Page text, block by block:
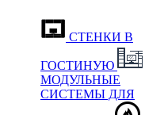
СТЕНКИ В
ГОСТИНУЮ
МОДУЛЬНЫЕ
СИСТЕМЫ ДЛЯ